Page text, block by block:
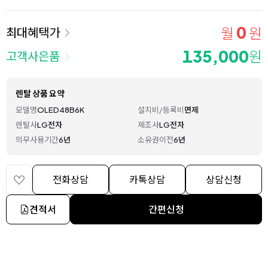
최대혜택가 월 0 원
고객사은품 135,000원
렌탈 상품 요약
모델명OLED48B6K 설치비/등록비면제
렌탈사LG전자 제조사LG전자
의무사용기간6년 소유권이전6년
전화상담 카톡상담 상담신청
견적서 간편신청